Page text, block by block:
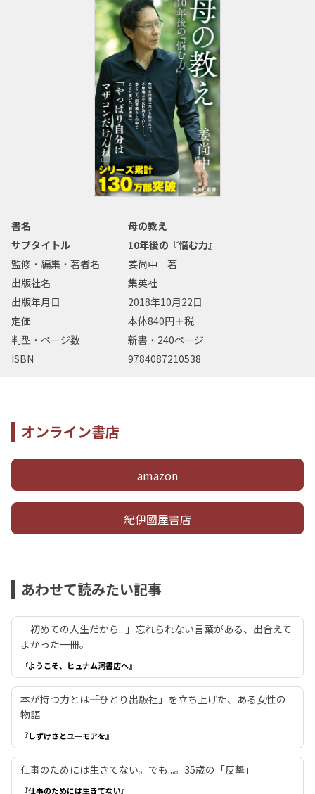
書名
母の教え
サブタイトル
10年後の『悩む力』
監修・編集・著者名
姜尚中 著
出版社名
集英社
出版年月日
2018年10月22日
定価
本体840円＋税
判型・ページ数
新書・240ページ
ISBN
9784087210538
オンライン書店
amazon
紀伊國屋書店
あわせて読みたい記事
「初めての人生だから...」忘れられない言葉がある、出合えて
よかった一冊。
『ようこそ、ヒュナム洞書店へ』
本が持つ力とは――「ひとり出版社」を立ち上げた、ある女性の
物語
『しずけさとユーモアを』
仕事のためには生きてない。でも...。35歳の「反撃」
『仕事のためには生きてない』